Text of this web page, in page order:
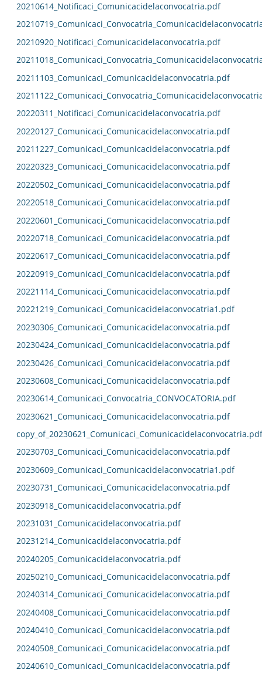
20210614_Notificaci_Comunicacidelaconvocatria.pdf
20210920_Notificaci_Comunicacidelaconvocatria.pdf
20211103_Comunicaci_Comunicacidelaconvocatria.pdf
20220311_Notificaci_Comunicacidelaconvocatria.pdf
20220127_Comunicaci_Comunicacidelaconvocatria.pdf
20211227_Comunicaci_Comunicacidelaconvocatria.pdf
20220323_Comunicaci_Comunicacidelaconvocatria.pdf
20220502_Comunicaci_Comunicacidelaconvocatria.pdf
20220518_Comunicaci_Comunicacidelaconvocatria.pdf
20220601_Comunicaci_Comunicacidelaconvocatria.pdf
20220718_Comunicaci_Comunicacidelaconvocatria.pdf
20220617_Comunicaci_Comunicacidelaconvocatria.pdf
20220919_Comunicaci_Comunicacidelaconvocatria.pdf
20221114_Comunicaci_Comunicacidelaconvocatria.pdf
20221219_Comunicaci_Comunicacidelaconvocatria1.pdf
20230306_Comunicaci_Comunicacidelaconvocatria.pdf
20230424_Comunicaci_Comunicacidelaconvocatria.pdf
20230426_Comunicaci_Comunicacidelaconvocatria.pdf
20230608_Comunicaci_Comunicacidelaconvocatria.pdf
20230614_Comunicaci_Convocatria_CONVOCATORIA.pdf
20230621_Comunicaci_Comunicacidelaconvocatria.pdf
copy_of_20230621_Comunicaci_Comunicacidelaconvocatria.pdf
20230703_Comunicaci_Comunicacidelaconvocatria.pdf
20230609_Comunicaci_Comunicacidelaconvocatria1.pdf
20230731_Comunicaci_Comunicacidelaconvocatria.pdf
20230918_Comunicacidelaconvocatria.pdf
20231031_Comunicacidelaconvocatria.pdf
20231214_Comunicacidelaconvocatria.pdf
20240205_Comunicacidelaconvocatria.pdf
20250210_Comunicaci_Comunicacidelaconvocatria.pdf
20240314_Comunicaci_Comunicacidelaconvocatria.pdf
20240408_Comunicaci_Comunicacidelaconvocatria.pdf
20240410_Comunicaci_Comunicacidelaconvocatria.pdf
20240508_Comunicaci_Comunicacidelaconvocatria.pdf
20240610_Comunicaci_Comunicacidelaconvocatria.pdf